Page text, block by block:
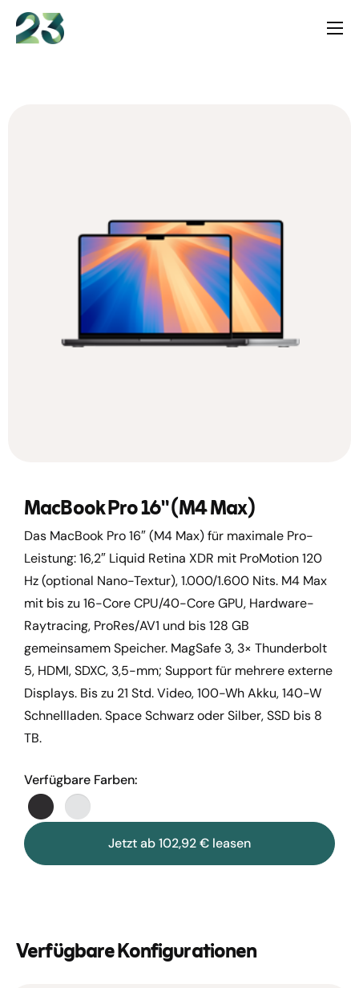
content
MacBook Pro 16" (M4 Max)
Das MacBook Pro 16″ (M4 Max) für maximale Pro-
Leistung: 16,2″ Liquid Retina XDR mit ProMotion 120
Hz (optional Nano-Textur), 1.000/1.600 Nits. M4 Max
mit bis zu 16-Core CPU/40-Core GPU, Hardware-
Raytracing, ProRes/AV1 und bis 128 GB
gemeinsamem Speicher. MagSafe 3, 3× Thunderbolt
5, HDMI, SDXC, 3,5-mm; Support für mehrere externe
Displays. Bis zu 21 Std. Video, 100-Wh Akku, 140-W
Schnellladen. Space Schwarz oder Silber, SSD bis 8
TB.
Verfügbare Farben:
Jetzt ab 102,92 € leasen
Verfügbare Konfigurationen